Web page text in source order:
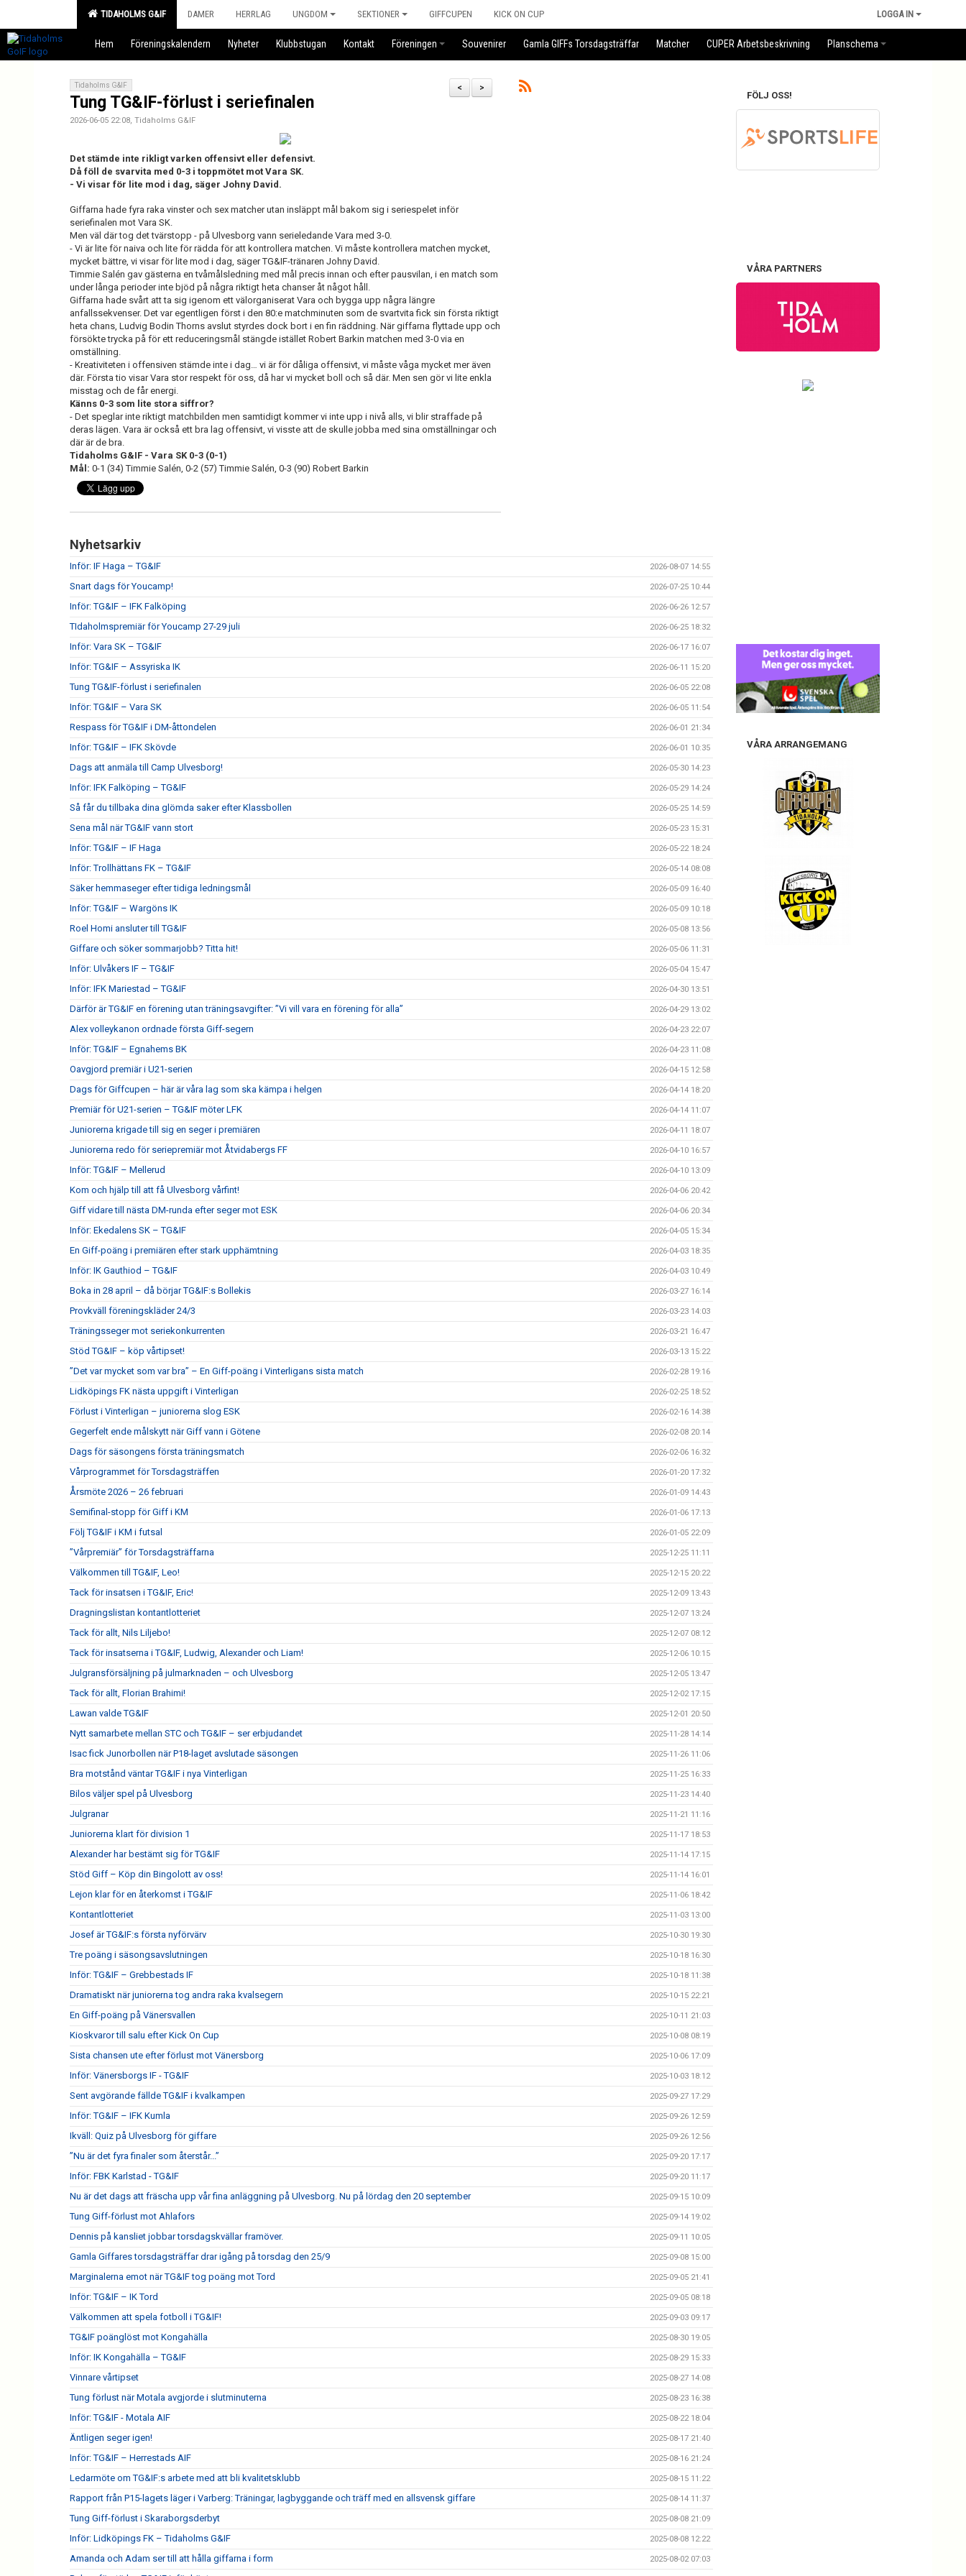
TIDAHOLMS G&IF DAMER HERRLAG UNGDOM SEKTIONER GIFFCUPEN KICK ON CUP LOGGA IN
Hem Föreningskalendern Nyheter Klubbstugan Kontakt Föreningen Souvenirer Gamla GIFFs Torsdagsträffar Matcher CUPER Arbetsbeskrivning Planschema
>
<
Tidaholms G&IF
Tung TG&IF-förlust i seriefinalen
2026-06-05 22:08, Tidaholms G&IF
Det stämde inte rikligt varken offensivt eller defensivt.
Då föll de svarvita med 0-3 i toppmötet mot Vara SK.
- Vi visar för lite mod i dag, säger Johny David.
Giffarna hade fyra raka vinster och sex matcher utan insläppt mål bakom sig i seriespelet inför
seriefinalen mot Vara SK.
Men väl där tog det tvärstopp - på Ulvesborg vann serieledande Vara med 3-0.
- Vi är lite för naiva och lite för rädda för att kontrollera matchen. Vi måste kontrollera matchen mycket,
mycket bättre, vi visar för lite mod i dag, säger TG&IF-tränaren Johny David.
Timmie Salén gav gästerna en tvåmålsledning med mål precis innan och efter pausvilan, i en match som
under långa perioder inte bjöd på några riktigt heta chanser åt något håll.
Giffarna hade svårt att ta sig igenom ett välorganiserat Vara och bygga upp några längre
anfallssekvenser. Det var egentligen först i den 80:e matchminuten som de svartvita fick sin första riktigt
heta chans, Ludvig Bodin Thorns avslut styrdes dock bort i en fin räddning. När giffarna flyttade upp och
försökte trycka på för ett reduceringsmål stängde istället Robert Barkin matchen med 3-0 via en
omställning.
- Kreativiteten i offensiven stämde inte i dag… vi är för dåliga offensivt, vi måste våga mycket mer även
där. Första tio visar Vara stor respekt för oss, då har vi mycket boll och så där. Men sen gör vi lite enkla
misstag och de får energi.
Känns 0-3 som lite stora siffror?
- Det speglar inte riktigt matchbilden men samtidigt kommer vi inte upp i nivå alls, vi blir straffade på
deras lägen. Vara är också ett bra lag offensivt, vi visste att de skulle jobba med sina omställningar och
där är de bra.
Tidaholms G&IF - Vara SK 0-3 (0-1)
Mål: 0-1 (34) Timmie Salén, 0-2 (57) Timmie Salén, 0-3 (90) Robert Barkin
Nyhetsarkiv
Inför: IF Haga – TG&IF 2026-08-07 14:55
Snart dags för Youcamp! 2026-07-25 10:44
Inför: TG&IF – IFK Falköping 2026-06-26 12:57
TIdaholmspremiär för Youcamp 27-29 juli 2026-06-25 18:32
Inför: Vara SK – TG&IF 2026-06-17 16:07
Inför: TG&IF – Assyriska IK 2026-06-11 15:20
Tung TG&IF-förlust i seriefinalen 2026-06-05 22:08
Inför: TG&IF – Vara SK 2026-06-05 11:54
Respass för TG&IF i DM-åttondelen 2026-06-01 21:34
Inför: TG&IF – IFK Skövde 2026-06-01 10:35
Dags att anmäla till Camp Ulvesborg! 2026-05-30 14:23
Inför: IFK Falköping – TG&IF 2026-05-29 14:24
Så får du tillbaka dina glömda saker efter Klassbollen 2026-05-25 14:59
Sena mål när TG&IF vann stort 2026-05-23 15:31
Inför: TG&IF – IF Haga 2026-05-22 18:24
Inför: Trollhättans FK – TG&IF 2026-05-14 08:08
Säker hemmaseger efter tidiga ledningsmål 2026-05-09 16:40
Inför: TG&IF – Wargöns IK 2026-05-09 10:18
Roel Homi ansluter till TG&IF 2026-05-08 13:56
Giffare och söker sommarjobb? Titta hit! 2026-05-06 11:31
Inför: Ulvåkers IF – TG&IF 2026-05-04 15:47
Inför: IFK Mariestad – TG&IF 2026-04-30 13:51
Därför är TG&IF en förening utan träningsavgifter: ”Vi vill vara en förening för alla” 2026-04-29 13:02
Alex volleykanon ordnade första Giff-segern 2026-04-23 22:07
Inför: TG&IF – Egnahems BK 2026-04-23 11:08
Oavgjord premiär i U21-serien 2026-04-15 12:58
Dags för Giffcupen – här är våra lag som ska kämpa i helgen 2026-04-14 18:20
Premiär för U21-serien – TG&IF möter LFK 2026-04-14 11:07
Juniorerna krigade till sig en seger i premiären 2026-04-11 18:07
Juniorerna redo för seriepremiär mot Åtvidabergs FF 2026-04-10 16:57
Inför: TG&IF – Mellerud 2026-04-10 13:09
Kom och hjälp till att få Ulvesborg vårfint! 2026-04-06 20:42
Giff vidare till nästa DM-runda efter seger mot ESK 2026-04-06 20:34
Inför: Ekedalens SK – TG&IF 2026-04-05 15:34
En Giff-poäng i premiären efter stark upphämtning 2026-04-03 18:35
Inför: IK Gauthiod – TG&IF 2026-04-03 10:49
Boka in 28 april – då börjar TG&IF:s Bollekis 2026-03-27 16:14
Provkväll föreningskläder 24/3 2026-03-23 14:03
Träningsseger mot seriekonkurrenten 2026-03-21 16:47
Stöd TG&IF – köp vårtipset! 2026-03-13 15:22
”Det var mycket som var bra” – En Giff-poäng i Vinterligans sista match 2026-02-28 19:16
Lidköpings FK nästa uppgift i Vinterligan 2026-02-25 18:52
Förlust i Vinterligan – juniorerna slog ESK 2026-02-16 14:38
Gegerfelt ende målskytt när Giff vann i Götene 2026-02-08 20:14
Dags för säsongens första träningsmatch 2026-02-06 16:32
Vårprogrammet för Torsdagsträffen 2026-01-20 17:32
Årsmöte 2026 – 26 februari 2026-01-09 14:43
Semifinal-stopp för Giff i KM 2026-01-06 17:13
Följ TG&IF i KM i futsal 2026-01-05 22:09
”Vårpremiär” för Torsdagsträffarna 2025-12-25 11:11
Välkommen till TG&IF, Leo! 2025-12-15 20:22
Tack för insatsen i TG&IF, Eric! 2025-12-09 13:43
Dragningslistan kontantlotteriet 2025-12-07 13:24
Tack för allt, Nils Liljebo! 2025-12-07 08:12
Tack för insatserna i TG&IF, Ludwig, Alexander och Liam! 2025-12-06 10:15
Julgransförsäljning på julmarknaden – och Ulvesborg 2025-12-05 13:47
Tack för allt, Florian Brahimi! 2025-12-02 17:15
Lawan valde TG&IF 2025-12-01 20:50
Nytt samarbete mellan STC och TG&IF – ser erbjudandet 2025-11-28 14:14
Isac fick Junorbollen när P18-laget avslutade säsongen 2025-11-26 11:06
Bra motstånd väntar TG&IF i nya Vinterligan 2025-11-25 16:33
Bilos väljer spel på Ulvesborg 2025-11-23 14:40
Julgranar 2025-11-21 11:16
Juniorerna klart för division 1 2025-11-17 18:53
Alexander har bestämt sig för TG&IF 2025-11-14 17:15
Stöd Giff – Köp din Bingolott av oss! 2025-11-14 16:01
Lejon klar för en återkomst i TG&IF 2025-11-06 18:42
Kontantlotteriet 2025-11-03 13:00
Josef är TG&IF:s första nyförvärv 2025-10-30 19:30
Tre poäng i säsongsavslutningen 2025-10-18 16:30
Inför: TG&IF – Grebbestads IF 2025-10-18 11:38
Dramatiskt när juniorerna tog andra raka kvalsegern 2025-10-15 22:21
En Giff-poäng på Vänersvallen 2025-10-11 21:03
Kioskvaror till salu efter Kick On Cup 2025-10-08 08:19
Sista chansen ute efter förlust mot Vänersborg 2025-10-06 17:09
Inför: Vänersborgs IF - TG&IF 2025-10-03 18:12
Sent avgörande fällde TG&IF i kvalkampen 2025-09-27 17:29
Inför: TG&IF – IFK Kumla 2025-09-26 12:59
Ikväll: Quiz på Ulvesborg för giffare 2025-09-26 12:56
”Nu är det fyra finaler som återstår...” 2025-09-20 17:17
Inför: FBK Karlstad - TG&IF 2025-09-20 11:17
Nu är det dags att fräscha upp vår fina anläggning på Ulvesborg. Nu på lördag den 20 september 2025-09-15 10:09
Tung Giff-förlust mot Ahlafors 2025-09-14 19:02
Dennis på kansliet jobbar torsdagskvällar framöver. 2025-09-11 10:05
Gamla Giffares torsdagsträffar drar igång på torsdag den 25/9 2025-09-08 15:00
Marginalerna emot när TG&IF tog poäng mot Tord 2025-09-05 21:41
Inför: TG&IF – IK Tord 2025-09-05 08:18
Välkommen att spela fotboll i TG&IF! 2025-09-03 09:17
TG&IF poänglöst mot Kongahälla 2025-08-30 19:05
Inför: IK Kongahälla – TG&IF 2025-08-29 15:33
Vinnare vårtipset 2025-08-27 14:08
Tung förlust när Motala avgjorde i slutminuterna 2025-08-23 16:38
Inför: TG&IF - Motala AIF 2025-08-22 18:04
Äntligen seger igen! 2025-08-17 21:40
Inför: TG&IF – Herrestads AIF 2025-08-16 21:24
Ledarmöte om TG&IF:s arbete med att bli kvalitetsklubb 2025-08-15 11:22
Rapport från P15-lagets läger i Varberg: Träningar, lagbyggande och träff med en allsvensk giffare 2025-08-14 11:37
Tung Giff-förlust i Skaraborgsderbyt 2025-08-08 21:09
Inför: Lidköpings FK – Tidaholms G&IF 2025-08-08 12:22
Amanda och Adam ser till att hålla giffarna i form 2025-08-02 07:03
FÖLJ OSS!
VÅRA PARTNERS
VÅRA ARRANGEMANG